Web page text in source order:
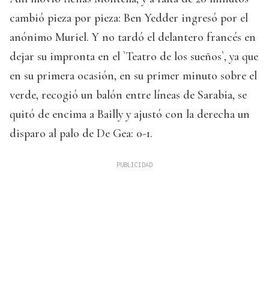
cambió pieza por pieza: Ben Yedder ingresó por el
anónimo Muriel. Y no tardó el delantero francés en
dejar su impronta en el `Teatro de los sueños`, ya que
en su primera ocasión, en su primer minuto sobre el
verde, recogió un balón entre líneas de Sarabia, se
quitó de encima a Bailly y ajustó con la derecha un
disparo al palo de De Gea: 0-1.